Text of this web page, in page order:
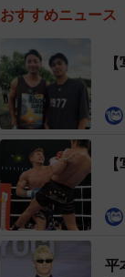
おすすめニュース
平